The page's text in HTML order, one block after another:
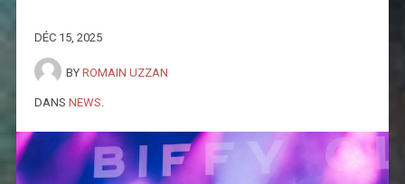
DÉC 15, 2025
BY ROMAIN UZZAN
DANS NEWS